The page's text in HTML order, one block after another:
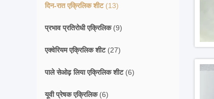
दिन-रात एक्रिलिक शीट(13)
प्रभाव प्रतिरोधी एक्रिलिक(9)
एक्वेरियम एक्रिलिक शीट(27)
पाले सेओढ़ लिया एक्रिलिक शीट(6)
यूवी प्रेषक एक्रिलिक(6)